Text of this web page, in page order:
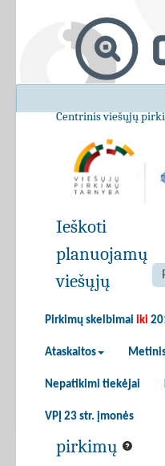
Centrinis viešųjų
Pirkimų skelbimai iki
Ataskaitos
Nepatikimi tiekėjai
VPĮ 23 str. įmonės
Ieškoti
planuojamų
viešųjų
pirkimų